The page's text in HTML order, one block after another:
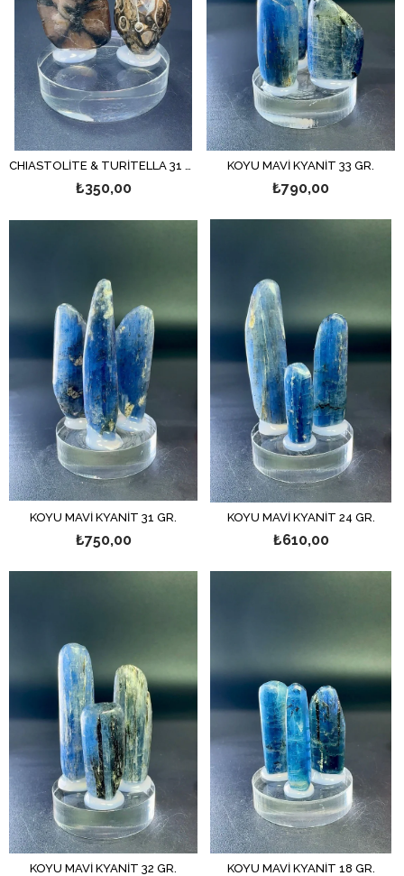
CHIASTOLİTE & TURİTELLA 31 GR.
₺350,00
KOYU MAVİ KYANİT 33 GR.
₺790,00
KOYU MAVİ KYANİT 31 GR.
₺750,00
KOYU MAVİ KYANİT 24 GR.
₺610,00
KOYU MAVİ KYANİT 32 GR. KOYU MAVİ KYANİT 18 GR.